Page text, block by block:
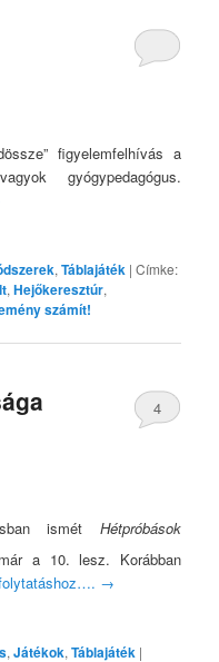
figyelemfelhívás a
gyógypedagógus.
,Táblajáték |Címke:
,Hejőkeresztúr,
számít!
4
ismét Hétpróbások
a 10. lesz. Korábban
→
,Játékok,Táblajáték |